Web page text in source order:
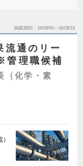
掲載期間 26/08/06～26/08/19
流通のリー
管理職候補
（化学・素